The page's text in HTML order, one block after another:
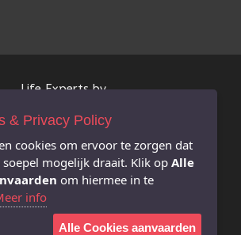
Life Experts bv
FSMA-nr. 0627.926.530
RPR Antwerpen afdeling Hasselt
info@lifeexperts.be
informatie
Juridische disclaimer i.v.m. deze website
& Privacy Policy
cookies om ervoor te zorgen dat
soepel mogelijk draait. Klik op Alle
om hiermee in te
info
Alle Cookies aanvaarden